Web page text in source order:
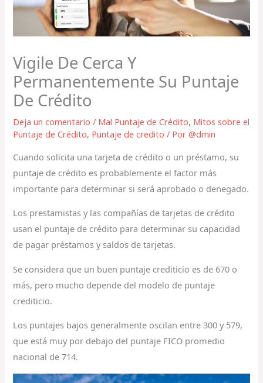
Vigile De Cerca Y
Permanentemente Su Puntaje
De Crédito
Deja un comentario / Mal Puntaje de Crédito, Mitos sobre el
Puntaje de Crédito, Puntaje de credito / Por@dmin
Cuando solicita una tarjeta de crédito o un préstamo, su
puntaje de crédito es probablemente el factor más
importante para determinar si será aprobado o denegado.
Los prestamistas y las compañías de tarjetas de crédito
usan el puntaje de crédito para determinar su capacidad
de pagar préstamos y saldos de tarjetas.
Se considera que un buen puntaje crediticio es de 670 o
más, pero mucho depende del modelo de puntaje
crediticio.
Los puntajes bajos generalmente oscilan entre 300 y 579,
que está muy por debajo del puntaje FICO promedio
nacional de 714.